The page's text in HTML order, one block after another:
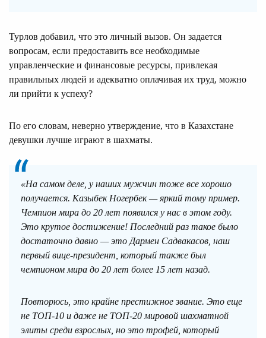
Турлов добавил, что это личный вызов. Он задается
вопросам, если предоставить все необходимые
управленческие и финансовые ресурсы, привлекая
правильных людей и адекватно оплачивая их труд, можно
ли прийти к успеху?
По его словам, неверно утверждение, что в Казахстане
девушки лучше играют в шахматы.
«На самом деле, у наших мужчин тоже все хорошо
получается. Казыбек Ногербек — яркий тому пример.
Чемпион мира до 20 лет появился у нас в этом году.
Это крутое достижение! Последний раз такое было
достаточно давно — это Дармен Садвакасов, наш
первый вице-президент, который также был
чемпионом мира до 20 лет более 15 лет назад.
Повторюсь, это крайне престижное звание. Это еще
не ТОП-10 и даже не ТОП-20 мировой шахматной
элиты среди взрослых, но это трофей, который